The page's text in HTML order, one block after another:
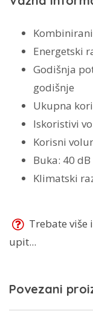
Energetski
Godišnja
godišnje
Ukupna
Iskoristivi
Korisni
Buka: 40 dB
Klimatski
Trebate
upit...
Povezani